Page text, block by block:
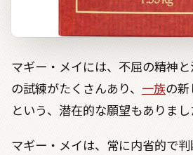
マギー・メイには、不屈の精神
の試練がたくさんあり、 一族の新
という、潜在的な願望もありまし
マギー・メイは、常に内省的で